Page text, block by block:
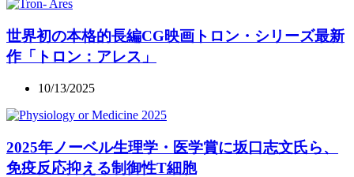
世界初の本格的長編CG映画トロン・シリーズ最新
作「トロン：アレス」
10/13/2025
2025年ノーベル生理学・医学賞に坂口志文氏ら、
免疫反応抑える制御性T細胞